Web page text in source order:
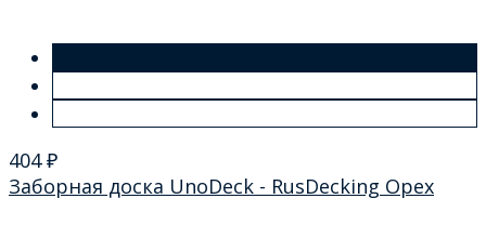
404₽
Заборная доска UnoDeck - RusDecking Орех